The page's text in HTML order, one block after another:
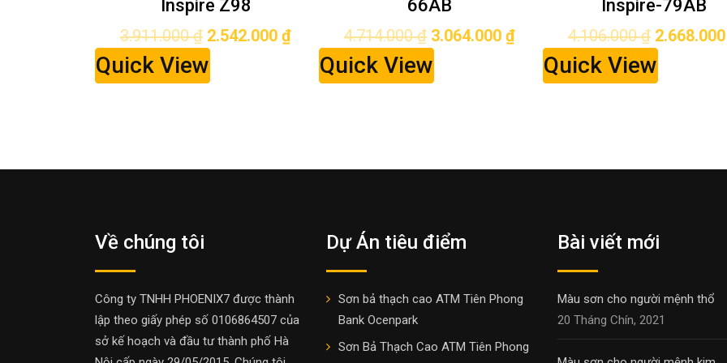
Inspire Z98
3.911.000₫ 2.542.000 ₫
Quick View
66AB
4.714.000₫ 3.064.000 ₫
Quick View
Inspire-79AB
4.106.000₫ 2.668.000
Quick View
Về chúng tôi
Công ty TNHH PHOENIX7 được thành
lập theo giấy phép số 0106864507 của
sở kế hoạch và đầu tư thành phố Hà
Dự Án tiêu điểm
Sơn bả thạch cao ATM Tiên Phong
Bank Ocenpark
Sơn Bả Thạch Cao ATM Tiên Phong
Bài viết mới
Màu sơn cho người mệnh thổ
20 Tháng Chín, 2021